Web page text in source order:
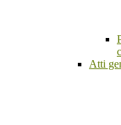
Atti